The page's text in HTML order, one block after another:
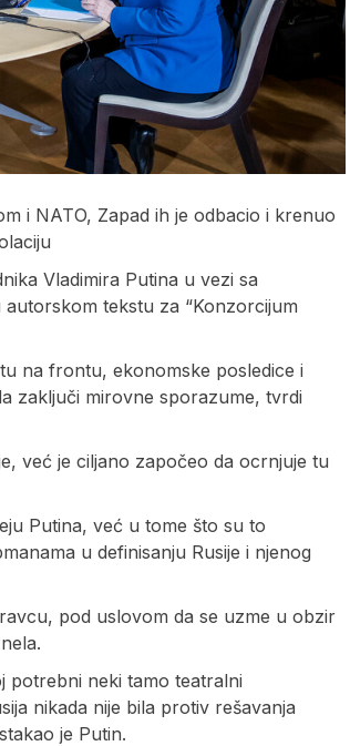
i NATO, Zapad ih je odbacio i krenuo
Vladimira Putina u vezi sa
tekstu za “Konzorcijum
na frontu, ekonomske posledice i
zaključi mirovne sporazume, tvrdi
već je ciljano započeo da ocrnjuje tu
Putina, već u tome što su to
u definisanju Rusije i njenog
pod uslovom da se uzme u obzir
potrebni neki tamo teatralni
nikada nije bila protiv rešavanja
je Putin.